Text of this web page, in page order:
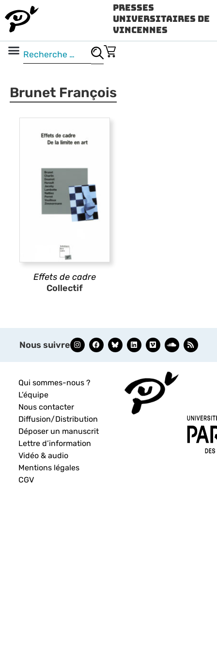
Presses
Universitaires de
Vincennes
Brunet François
Effets de cadre
Collectif
Nous suivre
Qui sommes-nous ?
L’équipe
Nous contacter
Diffusion/Distribution
Déposer un manuscrit
Lettre d’information
Vidéo & audio
Mentions légales
CGV